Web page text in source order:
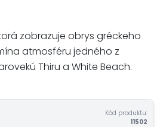
zobrazuje obrys gréckeho
atmosféru jedného z
Thiru a White Beach.
Kód produktu:
11502